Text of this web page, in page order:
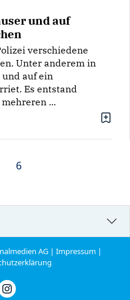
und auf
verschiedene
Unter anderem in
und auf ein
Es entstand
...
6
AG |Impressum |